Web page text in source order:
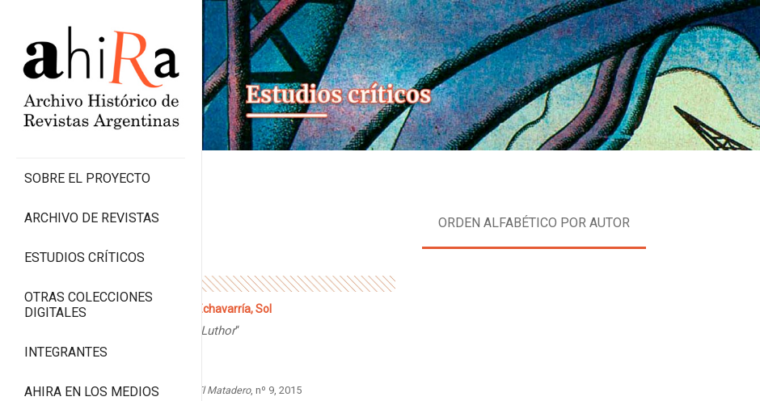
Skip
to
content
SOBRE EL PROYECTO
ARCHIVO DE REVISTAS
ESTUDIOS CRÍTICOS
OTRAS COLECCIONES
DIGITALES
INTEGRANTES
AHIRA EN LOS MEDIOS
ORDEN ALFABÉTICO POR AUTOR
Echavarría, Sol
Luthor“
El Matadero, nº 9, 2015